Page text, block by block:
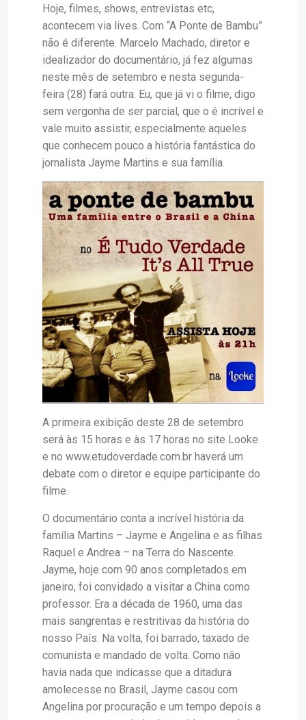
Hoje, filmes, shows, entrevistas etc,
acontecem via lives. Com “A Ponte de Bambu”
não é diferente. Marcelo Machado, diretor e
idealizador do documentário, já fez algumas
neste mês de setembro e nesta segunda-
feira (28) fará outra. Eu, que já vi o filme, digo
sem vergonha de ser parcial, que o é incrível e
vale muito assistir, especialmente aqueles
que conhecem pouco a história fantástica do
jornalista Jayme Martins e sua família.
A primeira exibição deste 28 de setembro
será às 15 horas e às 17 horas no site Looke
e no www.etudoverdade.com.br haverá um
debate com o diretor e equipe participante do
filme.
O documentário conta a incrível história da
família Martins – Jayme e Angelina e as filhas
Raquel e Andrea – na Terra do Nascente.
Jayme, hoje com 90 anos completados em
janeiro, foi convidado a visitar a China como
professor. Era a década de 1960, uma das
mais sangrentas e restritivas da história do
nosso País. Na volta, foi barrado, taxado de
comunista e mandado de volta. Como não
havia nada que indicasse que a ditadura
amolecesse no Brasil, Jayme casou com
Angelina por procuração e um tempo depois a